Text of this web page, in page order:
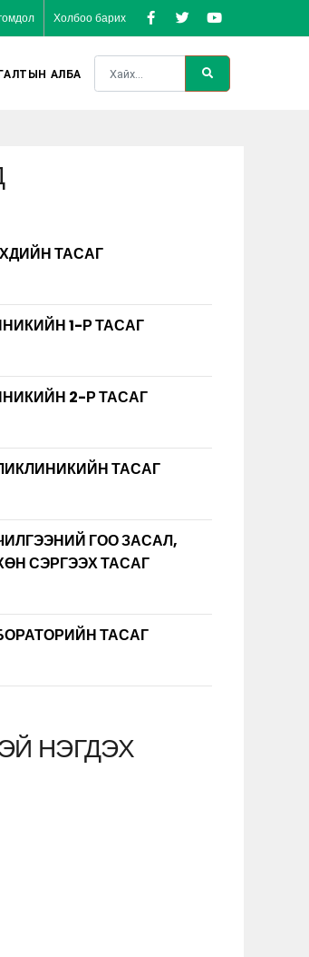
Холбоо барих
АЛБА
ТАСАГ
1-Р ТАСАГ
2-Р ТАСАГ
ТАСАГ
ГОО ЗАСАЛ,
СЭРГЭЭХ ТАСАГ
ТАСАГ
НЭГДЭХ